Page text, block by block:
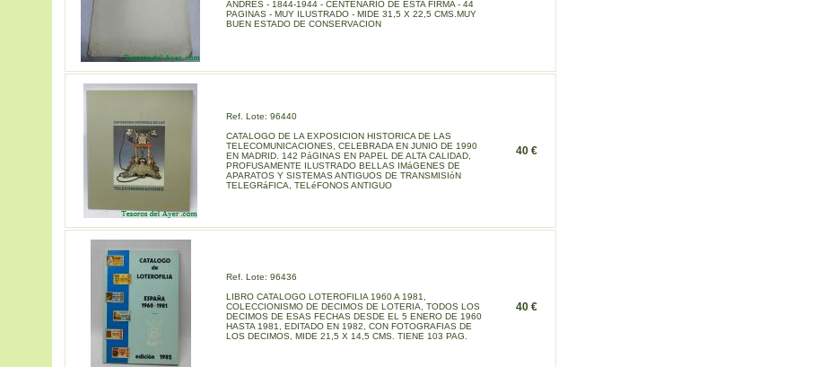
ANDRES - 1844-1944 - CENTENARIO DE ESTA FIRMA - 44
PAGINAS - MUY ILUSTRADO - MIDE 31,5 X 22,5 CMS.MUY
BUEN ESTADO DE CONSERVACION
Ref. Lote: 96440
CATALOGO DE LA EXPOSICION HISTORICA DE LAS
TELECOMUNICACIONES, CELEBRADA EN JUNIO DE 1990
EN MADRID. 142 PáGINAS EN PAPEL DE ALTA CALIDAD,
PROFUSAMENTE ILUSTRADO BELLAS IMáGENES DE
APARATOS Y SISTEMAS ANTIGUOS DE TRANSMISIóN
TELEGRáFICA, TELéFONOS ANTIGUO
40 €
Ref. Lote: 96436
LIBRO CATALOGO LOTEROFILIA 1960 A 1981,
COLECCIONISMO DE DECIMOS DE LOTERIA, TODOS LOS
DECIMOS DE ESAS FECHAS DESDE EL 5 ENERO DE 1960
HASTA 1981, EDITADO EN 1982, CON FOTOGRAFIAS DE
LOS DECIMOS, MIDE 21,5 X 14,5 CMS. TIENE 103 PAG.
40 €